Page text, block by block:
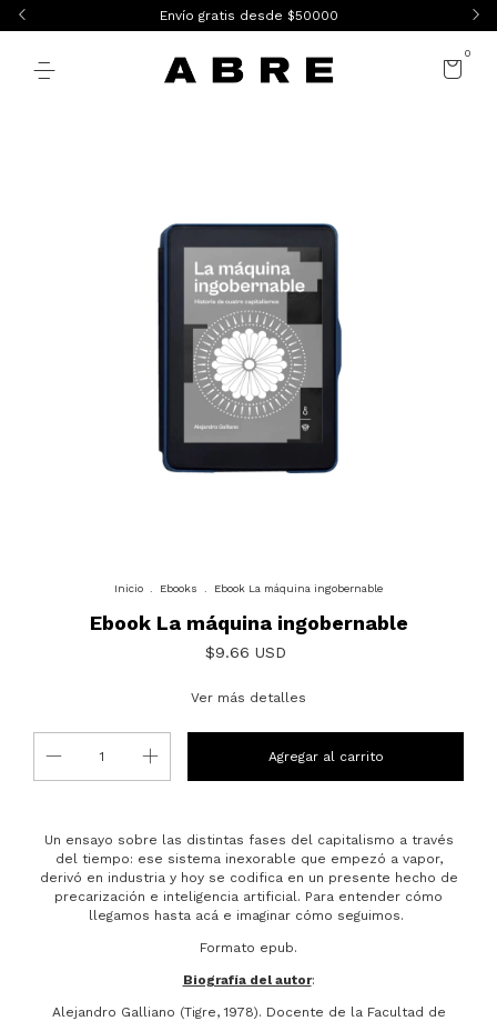
Envío gratis desde $50000
0
Inicio Ebooks Ebook La máquina ingobernable
Ebook La máquina ingobernable
$9.66 USD
Ver más detalles
Un ensayo sobre las distintas fases del capitalismo a través
del tiempo: ese sistema inexorable que empezó a vapor,
derivó en industria y hoy se codifica en un presente hecho de
precarización e inteligencia artificial. Para entender cómo
llegamos hasta acá e imaginar cómo seguimos.
Formato epub.
Biografía del autor:
Alejandro Galliano (Tigre, 1978). Docente de la Facultad de